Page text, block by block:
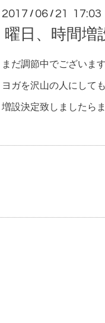
2017 / 06 / 21 17:03
曜日、時間増
まだ調節中でございま
ヨガを沢山の人にして
増設決定致しましたら